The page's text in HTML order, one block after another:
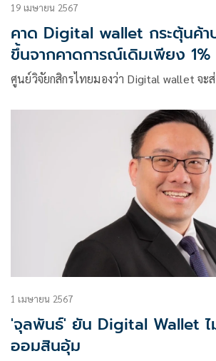
19 เมษายน 2567
คาด Digital wallet กระตุ้นค้
ขึ้นจากคาดการณ์เดิมเพียง 1%
ศูนย์วิจัยกสิกรไทยมองว่า Digital wallet จะ
1 เมษายน 2567
'จุลพันธ์' ยัน Digital Wallet ไ
ออมสินอุ้ม